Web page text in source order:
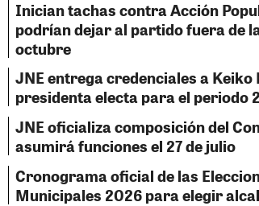
Inician tachas contra Acción
podrían dejar al partido fuera de
octubre
JNE entrega credenciales a
presidenta electa para el periodo
JNE oficializa composición del
asumirá funciones el 27 de julio
Cronograma oficial de las
Municipales 2026 para elegir